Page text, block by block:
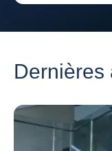
Dernières